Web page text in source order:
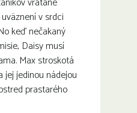
v srdci
keď nečakaný
Daisy musí
Max stroskotá
jej jedinou nádejou
prastarého